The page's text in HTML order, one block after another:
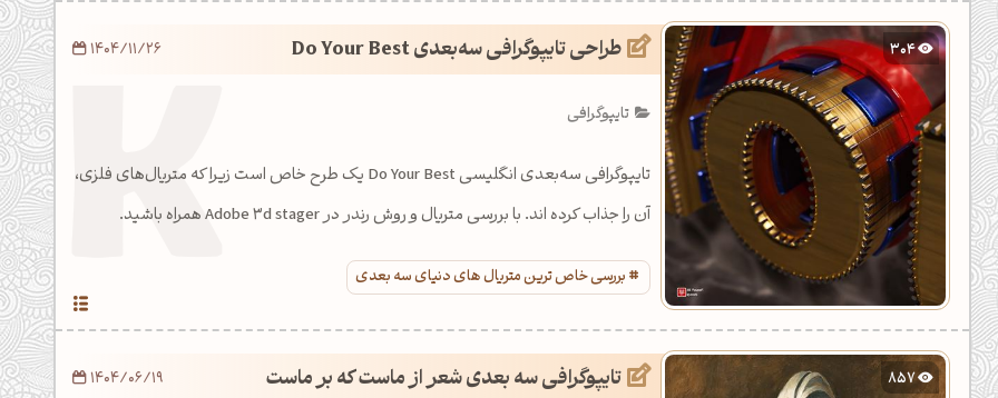
304 طراحی تایپوگرافی سه‌بعدی Do Your Best
تایپوگرافی
تایپوگرافی سه‌بعدی انگلیسی Do Your Best یک طرح خاص است زیرا که متریال‌های فلزی،
آن را جذاب کرده ‌اند. با بررسی متریال و روش رندر در Adobe 3d stager همراه باشید.
بررسی خاص ترین متریال های دنیای سه بعدی
1404/11/26
857 تایپوگرافی سه بعدی شعر از ماست که بر ماست 1404/06/19